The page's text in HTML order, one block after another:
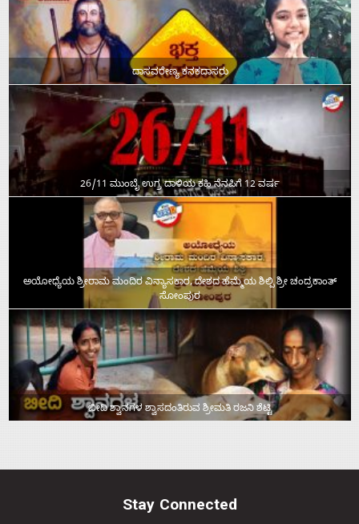
ದಾಸವರೇಣ್ಯ ಕನಕದಾಸರು
26/11 ಮುಂಬೈ ಉಗ್ರ ದಾಳಿಯ ಕಹಿ ನೆನಪಿಗೆ 12 ವರ್ಷ
ಅಯೋಧ್ಯೆಯ ಶ್ರೀರಾಮ ಮಂದಿರ ವಿನ್ಯಾಸಕಾರ, ದೇಶದ ಹೆಮ್ಮೆಯ ಶಿಲ್ಪಿ ಶ್ರೀ ಚಂದ್ರಕಾಂತ್‌
ಸೋಂಪುರ
ಬೀದಿ ಶ್ವಾನಗಳ ಶ್ವಾಸದಂತಿರುವ ಶ್ರೀಮತಿ ರಜನಿ ಶೆಟ್ಟಿ
Stay Connected